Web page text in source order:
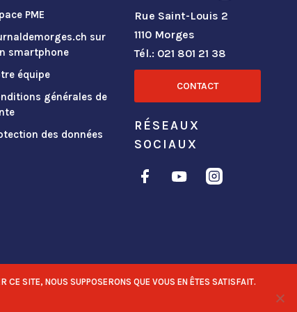
PME
sur
smartphone
équipe
générales de
des données
Rue Saint-Louis 2
1110 Morges
Tél.: 021 801 21 38
CONTACT
RÉSEAUX
SOCIAUX
SITE, NOUS SUPPOSERONS QUE VOUS EN ÊTES SATISFAIT.